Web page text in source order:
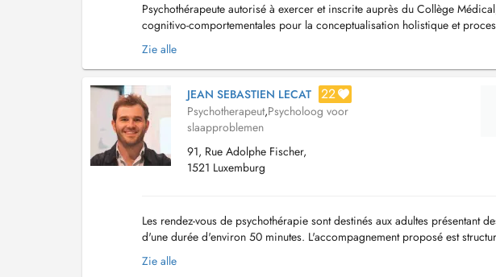
Psychothérapeute autorisé à exercer et inscrite auprès du Collège
cognitivo-comportementales pour la conceptualisation holistique et
charge psychothérapeutique intégrative. Praticien ...
Zie alle
JEAN SEBASTIEN LECAT 22
Psychotherapeut,Psycholoog voor
slaapproblemen
91, Rue Adolphe Fischer,
1521 Luxemburg
Les rendez-vous de psychothérapie sont destinés aux adultes présentant
d'une durée d'environ 50 minutes. L'accompagnement proposé est
cognitivo-comportementales (TCC), une approche d...
Zie alle